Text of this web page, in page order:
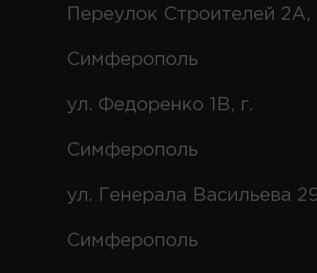
Переулок Строителей 2А,
Симферополь
ул. Федоренко 1В, г.
Симферополь
ул. Генерала Васильева
Симферополь